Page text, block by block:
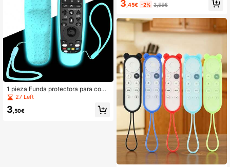
1 pieza Funda protectora para contr
oles remotos de Smart TV AN-MR2
-MR650/AN-MR600, antideslizant
27 Left
3 ,50€
antideslizante con cordón, que brill
3 ,45€ -2% 3,55€